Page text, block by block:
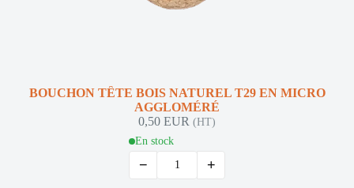
BOUCHON TÊTE BOIS NATUREL T29 EN MICRO
AGGLOMÉRÉ
0,50 EUR (HT)
En stock
− +